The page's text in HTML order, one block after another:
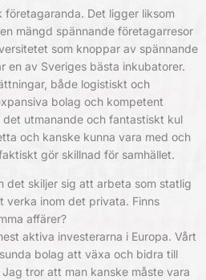
företagaranda. Det ligger liksom
mängd spännande företagarresor
som knoppar av spännande
en av Sveriges bästa inkubatorer.
både logistiskt och
bolag och kompetent
utmanande och fantastiskt kul
och kanske kunna vara med och
gör skillnad för samhället.
det skiljer sig att arbeta som statlig
verka inom det privata. Finns
affärer?
aktiva investerarna i Europa. Vårt
bolag att växa och bidra till
tror att man kanske måste vara